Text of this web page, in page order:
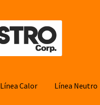
Línea Calor Línea Neutro